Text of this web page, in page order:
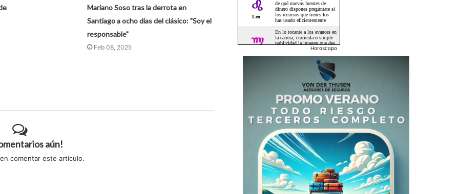
Mariano Soso tras la derrota en
Santiago a ocho días del clásico: "Soy el
responsable"
Feb 08, 2025
aún!
comentar este artículo.
Horoscopo